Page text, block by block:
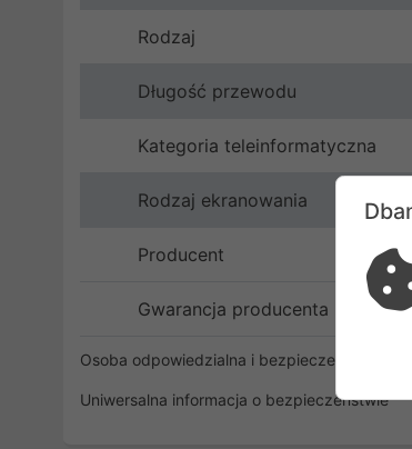
Rodzaj
Długość przewodu
Kategoria teleinformatyczna
Rodzaj ekranowania
Producent
Gwarancja producenta
Osoba odpowiedzialna i bezpieczeństwo
Uniwersalna informacja o bezpieczeństwie